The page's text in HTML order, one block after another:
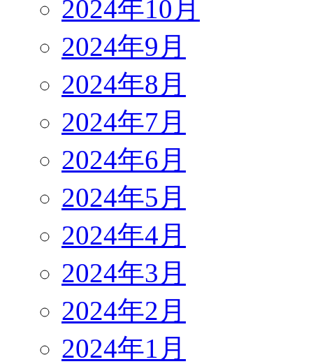
2024年10月
2024年9月
2024年8月
2024年7月
2024年6月
2024年5月
2024年4月
2024年3月
2024年2月
2024年1月